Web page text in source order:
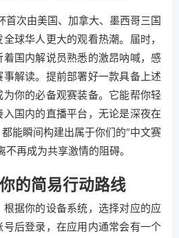
首次由美国、加拿大、墨西哥三国
球华人更大的观看热潮。届时，
国内解说员熟悉的激昂呐喊，感
解读。提前部署好一款具备上述
你的必备观赛装备。它能帮你轻
国内的直播平台，无论是深夜在
能瞬间构建出属于你们的“中文赛
再成为共享激情的阻碍。
的简易行动路线
据你的设备系统，选择对应的应
后登录，在应用内通常会有一个